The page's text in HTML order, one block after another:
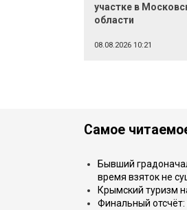
участке в
области
08.08.2026 10:21
Самое
Бывший
время взяток не
Крымский туризм
Финальный отсчёт: